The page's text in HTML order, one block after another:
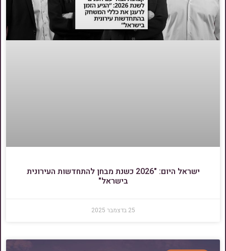
ישראל היום: "2026 כשנת מבחן להתחדשות העירונית
בישראל"
25 בדצמבר 2025